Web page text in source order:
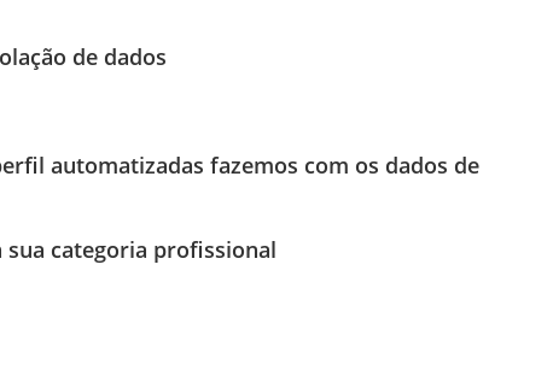
de dados
automatizadas fazemos com os dados de
categoria profissional